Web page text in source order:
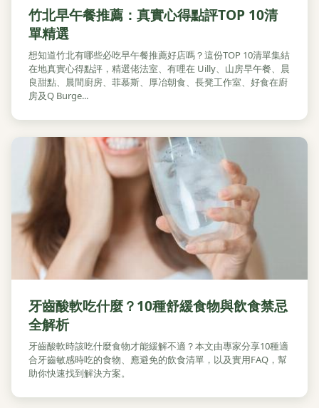
竹北早午餐推薦：真實心得點評TOP 10清
單精選
想知道竹北有哪些必吃早午餐推薦好店嗎？這份TOP 10清單集結
在地真實心得點評，精選佬法室、有哩在 Uilly、山房早午餐、晨
良甜點、晨間廚房、菲慕斯、厚冶朝食、長凳工作室、好食在廚
房及Q Burge...
牙齒酸軟吃什麼？10種舒緩食物與飲食禁忌
全解析
牙齒酸軟時該吃什麼食物才能緩解不適？本文由專家分享10種適
合牙齒敏感時吃的食物、應避免的飲食清單，以及實用FAQ，幫
助你快速找到解決方案。